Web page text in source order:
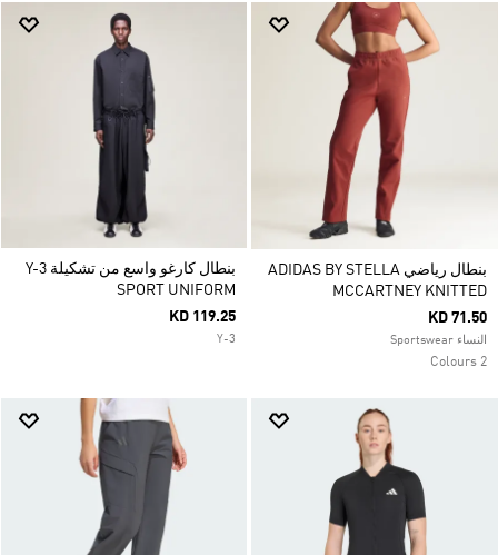
بنطال رياضي ADIDAS BY STELLA
MCCARTNEY KNITTED
KD 71.50
النساء Sportswear
2 Colours
بنطال كارغو واسع من تشكيلة Y-3
SPORT UNIFORM
KD 119.25
Y-3